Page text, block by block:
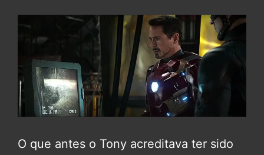
O que antes o Tony acreditava ter sido